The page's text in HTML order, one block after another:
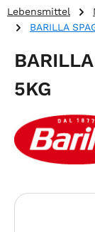
Lebensmittel
BARILLA
5KG
Bildergalerie